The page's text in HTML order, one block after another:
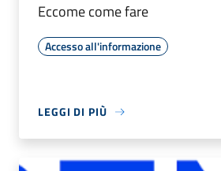
Eccome come fare
Accesso all'informazione
LEGGI DI PIÙ